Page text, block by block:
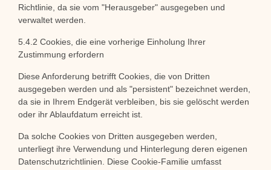
Richtlinie, da sie vom "Herausgeber" ausgegeben und
verwaltet werden.
5.4.2 Cookies, die eine vorherige Einholung Ihrer
Zustimmung erfordern
Diese Anforderung betrifft Cookies, die von Dritten
ausgegeben werden und als "persistent" bezeichnet werden,
da sie in Ihrem Endgerät verbleiben, bis sie gelöscht werden
oder ihr Ablaufdatum erreicht ist.
Da solche Cookies von Dritten ausgegeben werden,
unterliegt ihre Verwendung und Hinterlegung deren eigenen
Datenschutzrichtlinien. Diese Cookie-Familie umfasst